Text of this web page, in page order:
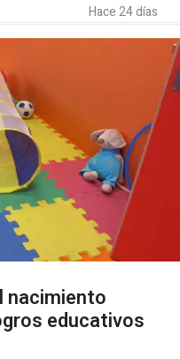
Hace 24 días
nacimiento
educativos